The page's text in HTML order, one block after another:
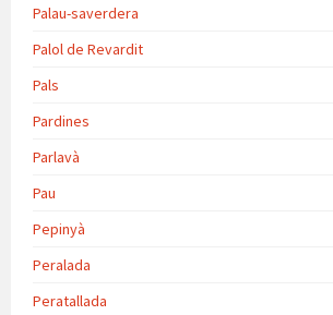
Palau-saverdera
Palol de Revardit
Pals
Pardines
Parlavà
Pau
Pepinyà
Peralada
Peratallada